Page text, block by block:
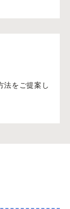
法をご提案し